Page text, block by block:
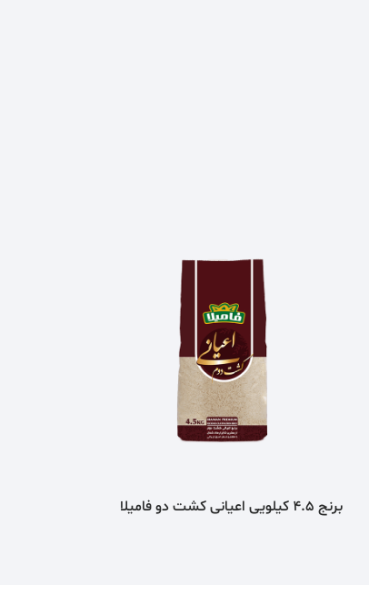
برنج 4.5 کیلویی اعیانی کشت دو فامیلا